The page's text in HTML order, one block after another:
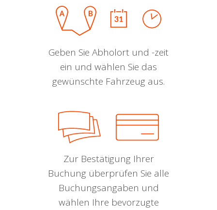
Geben Sie Abholort und -zeit
ein und wählen Sie das
gewünschte Fahrzeug aus.
Zur Bestätigung Ihrer
Buchung überprüfen Sie alle
Buchungsangaben und
wählen Ihre bevorzugte